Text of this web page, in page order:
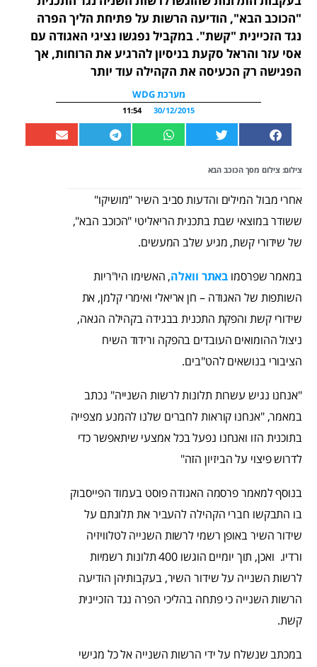
"הכוכב הבא", הודיעה הרשות על פתיחת הליך הפרה
נגד הזכיינית "קשת". במקביל נפגשו נציגי האגודה עם
אסי עזר והראל סקעת בניסיון להרגיע את הרוחות, אך
הפגישה רק הכעיסה את הקהילה עוד יותר
מערכת WDG
30/12/2015
11:54
צילום: צילום מסך הכוכב הבא
אחרי מבול המילים והדעות סביב השיר "מושיקו"
ששודר במוצאי שבת בתכנית הריאליטי "הכוכב הבא",
של שידורי קשת, מגיע שלב המעשים.
במאמר שפרסמו באתר וואלה, האשימו היו"ריות
השותפות של האגודה – חן אריאלי ואימרי קלמן, את
שידורי קשת והפקת התכנית בבגידה בקהילה הגאה,
ניצול ההומואים העובדים בהפקה ורידוד השיח
הציבורי בנושאים להט"בים.
"אנחנו נגיש עשרות תלונות לרשות השנייה" נכתב
במאמר, "אנחנו קוראות לחברים שלנו להמנע מצפייה
בתוכנית הזו ואנחנו נפעל בכל אמצעי שיתאפשר כדי
לדרוש פיצוי על הביזיון הזה"
בנוסף למאמר פרסמה האגודה פוסט בעמוד הפייסבוק
בו התבקשו חברי הקהילה להעביר את תלונתם על
שידור השיר באופן רשמי לרשות השנייה לטלוויזיה
ורדיו. ואכן, תוך יומיים הוגשו 400 תלונות רשמיות
לרשות השנייה על שידור השיר, בעקבותיהן הודיעה
הרשות השנייה כי פתחה בהליכי הפרה נגד הזכיינית
קשת.
במכתב שנשלח על ידי הרשות השנייה אל כל מגישי